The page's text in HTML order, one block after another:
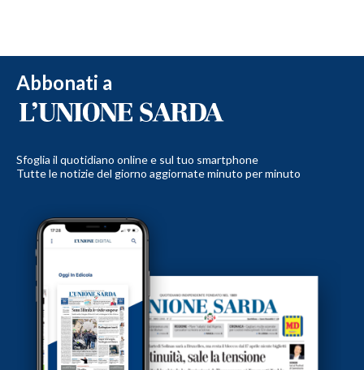
Abbonati a
Sfoglia il quotidiano online e sul tuo smartphone
Tutte le notizie del giorno aggiornate minuto per minuto